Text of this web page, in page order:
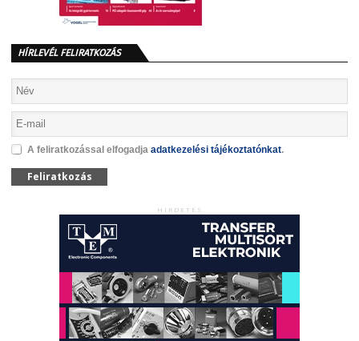
HÍRLEVÉL FELIRATKOZÁS
A feliratkozással elfogadja adatkezelési tájékoztatónkat.
Feliratkozás
HIRDETÉS